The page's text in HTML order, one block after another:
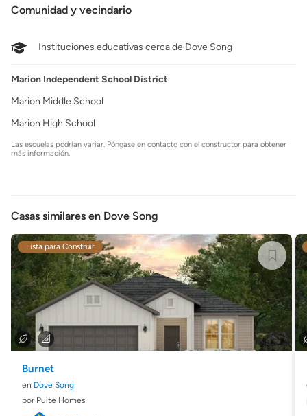
Comunidad y vecindario
Instituciones educativas cerca de Dove Song
Marion Independent School District
Marion Middle School
Marion High School
Las escuelas podrían variar. Póngase en contacto con el constructor para obtener
más información.
Casas similares en Dove Song
Lista para Construir
Burnet
en Dove Song
por Pulte Homes